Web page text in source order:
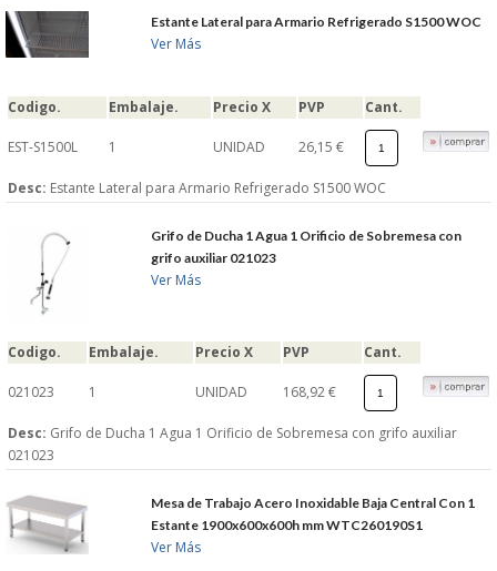
Estante Lateral para Armario Refrigerado S1500 WOC
Ver Más
Codigo. Embalaje. Precio X PVP Cant.
EST-S1500L 1 UNIDAD 26,15 €
Desc: Estante Lateral para Armario Refrigerado S1500 WOC
Grifo de Ducha 1 Agua 1 Orificio de Sobremesa con
grifo auxiliar 021023
Ver Más
Codigo. Embalaje. Precio X PVP Cant.
021023 1 UNIDAD 168,92 €
Desc: Grifo de Ducha 1 Agua 1 Orificio de Sobremesa con grifo auxiliar
021023
Mesa de Trabajo Acero Inoxidable Baja Central Con 1
Estante 1900x600x600h mm WTC260190S1
Ver Más